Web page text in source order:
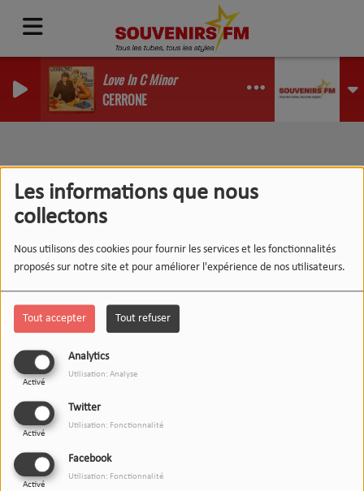
Les informations que nous
collectons
Nous utilisons des cookies pour fournir les services et les fonctionnalités
proposés sur notre site et pour améliorer l'expérience de nos utilisateurs.
Tout accepter Tout refuser
Analytics
Activé
Utilisation: Analyse
Twitter
Activé
Utilisation: Fonctionnalité
Facebook
Activé
Utilisation: Fonctionnalité
Love In C Minor
CERRONE
Artistes locaux RSS